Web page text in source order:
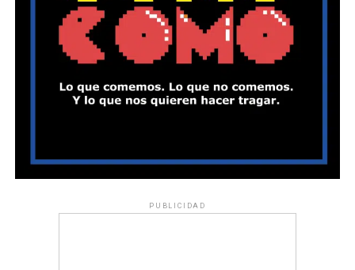
PUBLICIDAD